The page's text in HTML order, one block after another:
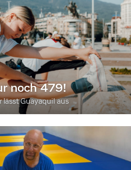
noch 479!
lässt Guayaquil aus